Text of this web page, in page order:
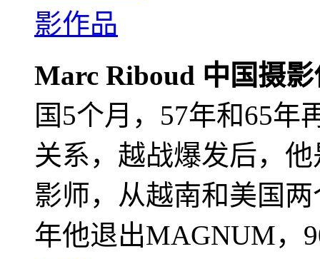
Marc Riboud 中国摄
国5个月，57年和65年
关系，越战爆发后，
影师，从越南和美国
年他退出MAGNUM，